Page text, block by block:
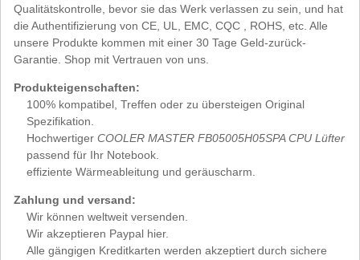
Qualitätskontrolle, bevor sie das Werk verlassen zu sein, und hat
die Authentifizierung von CE, UL, EMC, CQC , ROHS, etc. Alle
unsere Produkte kommen mit einer 30 Tage Geld-zurück-
Garantie. Shop mit Vertrauen von uns.
Produkteigenschaften:
100% kompatibel, Treffen oder zu übersteigen Original
Spezifikation.
Hochwertiger COOLER MASTER FB05005H05SPA CPU Lüfter
passend für Ihr Notebook.
effiziente Wärmeableitung und geräuscharm.
Zahlung und versand:
Wir können weltweit versenden.
Wir akzeptieren Paypal hier.
Alle gängigen Kreditkarten werden akzeptiert durch sichere